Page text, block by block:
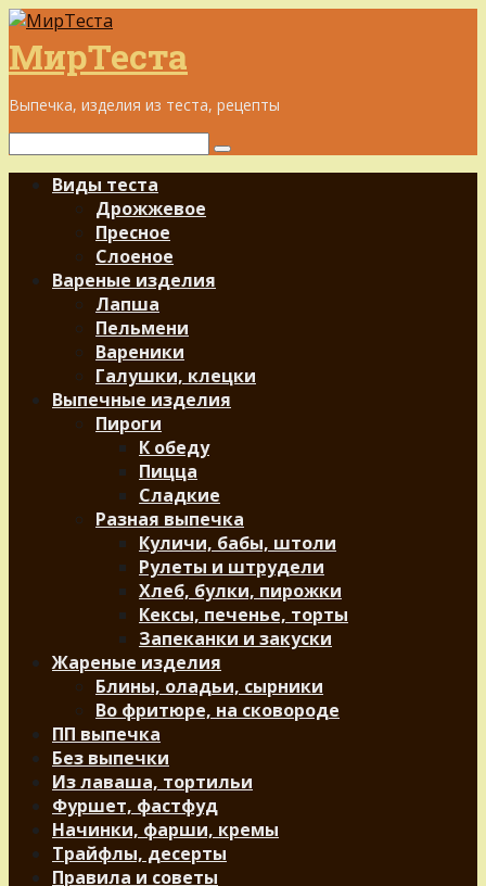
Перейти
к
контенту
МирТеста
Выпечка, изделия из теста, рецепты
Поиск:
Виды теста
Дрожжевое
Пресное
Слоеное
Вареные изделия
Лапша
Пельмени
Вареники
Галушки, клецки
Выпечные изделия
Пироги
К обеду
Пицца
Сладкие
Разная выпечка
Куличи, бабы, штоли
Рулеты и штрудели
Хлеб, булки, пирожки
Кексы, печенье, торты
Запеканки и закуски
Жареные изделия
Блины, оладьи, сырники
Во фритюре, на сковороде
ПП выпечка
Без выпечки
Из лаваша, тортильи
Фуршет, фастфуд
Начинки, фарши, кремы
Трайфлы, десерты
Правила и советы